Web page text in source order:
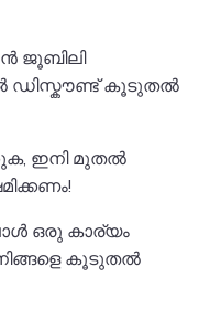
ജൂബിലി
ഡിസ്കൗണ്ട് കൂടുതൽ
ഇനി മുതൽ
ഒരു കാര്യം
കൂടുതൽ